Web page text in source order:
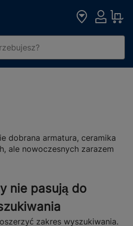
dobrana armatura, ceramika
ale nowoczesnych zarazem
wysoką funkcjonalnością. Aby
komfort, musisz
takich jak kosz na śmieci.
to elementy niezbędne dla
nie pasują do
zakres wyszukiwania.